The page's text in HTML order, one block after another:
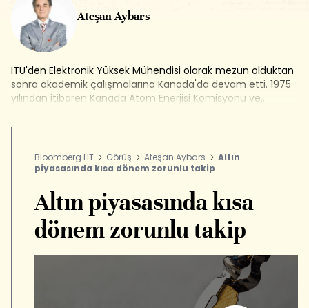
Ateşan Aybars
İTÜ'den Elektronik Yüksek Mühendisi olarak mezun olduktan
sonra akademik çalışmalarına Kanada'da devam etti. 1975
yılından itibaren Kanada Atom Enerjisi Komisyonu ve
finans dünyasına geçerek geliştirdiği Teknik Analiz Modeli ile
Manager lisansı aldı. 1993 yılında Türkiye'ye dönerek teknik
analiz, türev piyasalar ve risk yönetimi seminerleri verdi ve
çeşitli finansal kuruluşlara yatırım danışmanlığı yaptı.
1999'dan itibaren medyada ekonomi yorumları yapmaya
başlayan Aybars, 2010 yılından bu yana Bloomberg HT
Televizyonu'nda yayınlanan Risk Yönetimi programında
yorumcu olarak ekrana çıkıyor.
Bloomberg HT Görüş Ateşan Aybars
Altın
piyasasında kısa dönem zorunlu takip
Altın piyasasında kısa
dönem zorunlu takip